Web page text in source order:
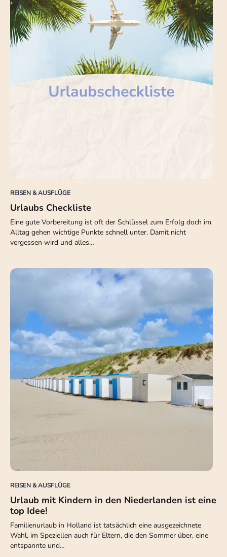
REISEN & AUSFLÜGE
Urlaubs Checkliste
Eine gute Vorbereitung ist oft der Schlüssel zum Erfolg doch im
Alltag gehen wichtige Punkte schnell unter. Damit nicht
vergessen wird und alles…
REISEN & AUSFLÜGE
Urlaub mit Kindern in den Niederlanden ist eine
top Idee!
Familienurlaub in Holland ist tatsächlich eine ausgezeichnete
Wahl, im Speziellen auch für Eltern, die den Sommer über, eine
entspannte und…